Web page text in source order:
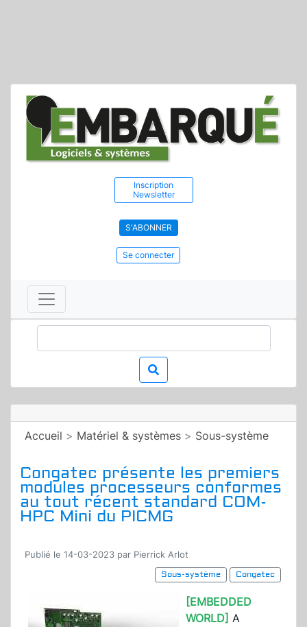
Inscription
Newsletter
S'ABONNER
Se connecter
Accueil > Matériel & systèmes > Sous-système
Congatec présente les premiers
modules processeurs conformes
au tout récent standard COM-
HPC Mini du PICMG
Publié le 14-03-2023 par Pierrick Arlot
Sous-système
Congatec
[EMBEDDED
WORLD] A